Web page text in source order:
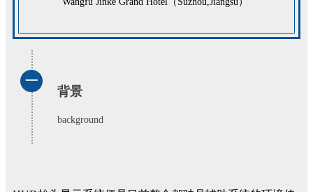
一
背景
background